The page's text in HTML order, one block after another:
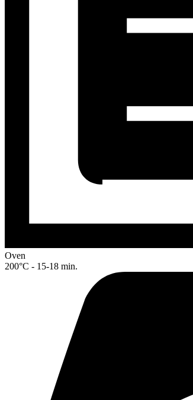
Oven
200°C - 15-18 min.